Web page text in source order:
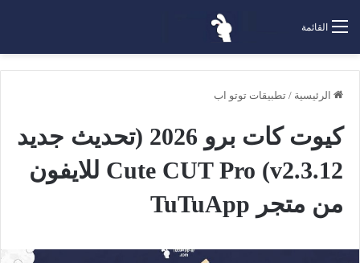
القائمة
الرئيسية / تطبيقات توتو اب
كيوت كات برو 2026 (تحديث جديد
v2.3.12) Cute CUT Pro للايفون
من متجر TuTuApp